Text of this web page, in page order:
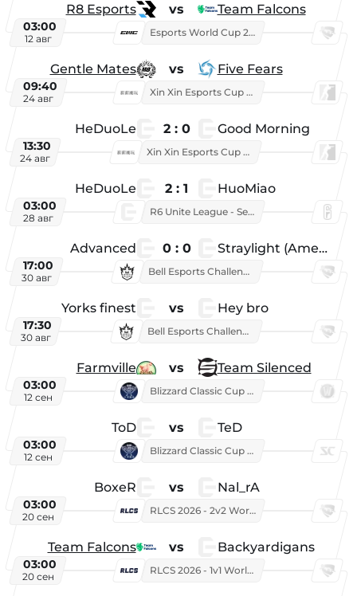
R8 Esports vs Team Falcons
03:00
12 авг
Esports World Cup 2026
Gentle Mates vs Five Fears
09:40
24 авг
Xin Xin Esports Cup 2025
HeDuoLe 2 : 0 Good Morning
13:30
24 авг
Xin Xin Esports Cup 2026
HeDuoLe 2 : 1 HuoMiao
03:00
28 авг
R6 Unite League - Season 1
Advanced 0 : 0 Straylight (American team)
17:00
30 авг
Bell Esports Challenge 2026
Yorks finest vs Hey bro
17:30
30 авг
Bell Esports Challenge 2026
Farmville vs Team Silenced
03:00
12 сен
Blizzard Classic Cup 2026
ToD vs TeD
03:00
12 сен
Blizzard Classic Cup 2026
BoxeR vs Nal_rA
03:00
20 сен
RLCS 2026 - 2v2 World Championship
Team Falcons vs Backyardigans
03:00
20 сен
RLCS 2026 - 1v1 World Championship